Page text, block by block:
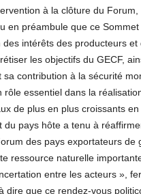
à la clôture du
en préambule que ce
des intérêts des producteurs
les objectifs du GECF,
contribution à la sécurité
rôle essentiel dans la
de plus en plus croissants en
du pays hôte a tenu à
des pays exportateurs de
ressource naturelle
entre les acteurs »,
dire que ce rendez-vous